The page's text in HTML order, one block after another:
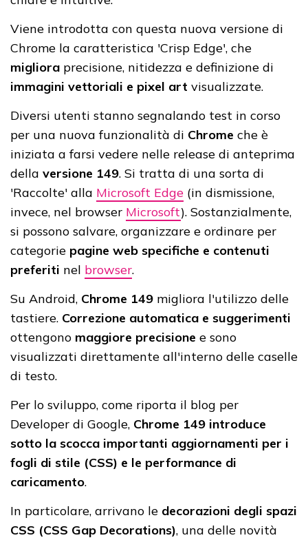
Viene introdotta con questa nuova versione di
Chrome la caratteristica 'Crisp Edge', che
migliora precisione, nitidezza e definizione di
immagini vettoriali e pixel art visualizzate.
Diversi utenti stanno segnalando test in corso
per una nuova funzionalità di Chrome che è
iniziata a farsi vedere nelle release di anteprima
della versione 149. Si tratta di una sorta di
'Raccolte' alla Microsoft Edge (in dismissione,
invece, nel browser Microsoft). Sostanzialmente,
si possono salvare, organizzare e ordinare per
categorie pagine web specifiche e contenuti
preferiti nel browser.
Su Android, Chrome 149 migliora l'utilizzo delle
tastiere. Correzione automatica e suggerimenti
ottengono maggiore precisione e sono
visualizzati direttamente all'interno delle caselle
di testo.
Per lo sviluppo, come riporta il blog per
Developer di Google, Chrome 149 introduce
sotto la scocca importanti aggiornamenti per i
fogli di stile (CSS) e le performance di
caricamento.
In particolare, arrivano le decorazioni degli spazi
CSS (CSS Gap Decorations), una delle novità